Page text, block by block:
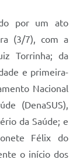
por um ato
(3/7), com a
Torrinha; da
e primeira-
Nacional
(DenaSUS),
da Saúde; e
Félix do
o início dos